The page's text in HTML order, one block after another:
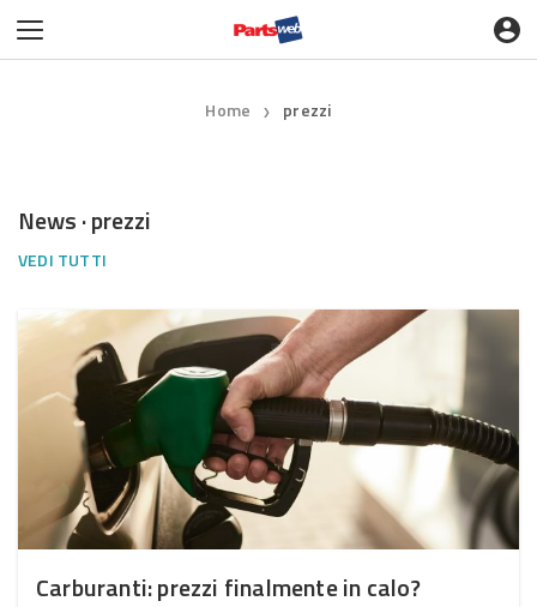
Home ❯ prezzi
News · prezzi
VEDI TUTTI
Carburanti: prezzi finalmente in calo?